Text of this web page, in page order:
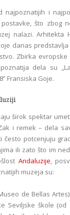
najpoznatijih i
što zbog
nalazi. Arhitekta
danas
Zbirka
dela su
Fransiska Goje.
širok spektar
i remek – dela
često potcenjuju
ili zato što im
Andaluzije,
muzeja su:
de Bellas
Seviljske škole (od